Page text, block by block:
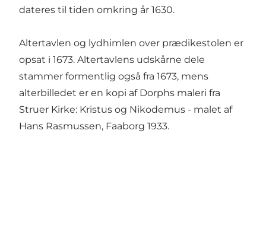
dateres til tiden omkring år 1630.
Altertavlen og lydhimlen over prædikestolen er
opsat i 1673. Altertavlens udskårne dele
stammer formentlig også fra 1673, mens
alterbilledet er en kopi af Dorphs maleri fra
Struer Kirke: Kristus og Nikodemus - malet af
Hans Rasmussen, Faaborg 1933.